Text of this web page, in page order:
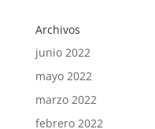
Archivos
junio 2022
mayo 2022
marzo 2022
febrero 2022